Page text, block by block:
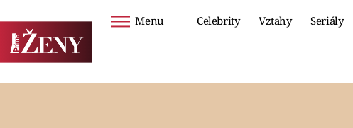
Menu Celebrity Vztahy Seriály